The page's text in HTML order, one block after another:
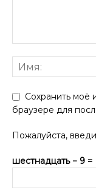
Сохранить моё
браузере для
Пожалуйста,
шестнадцать − 9 =